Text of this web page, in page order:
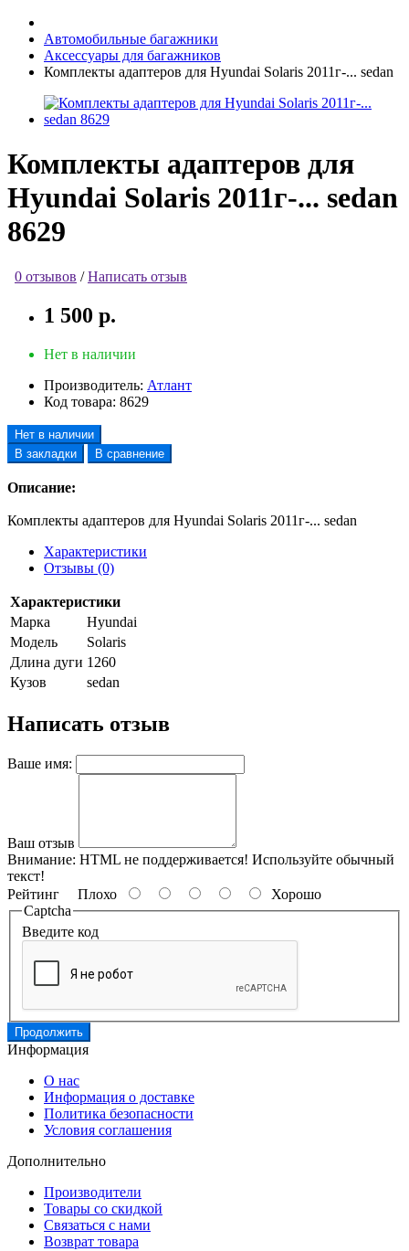
Автомобильные багажники
Аксессуары для багажников
Комплекты адаптеров для Hyundai Solaris 2011г-... sedan
Комплекты адаптеров для
Hyundai Solaris 2011г-... sedan
8629
0 отзывов /Написать отзыв
1 500 р.
Нет в наличии
Производитель: Атлант
Код товара: 8629
Нет в наличии
В закладки
В сравнение
Описание:
Комплекты адаптеров для Hyundai Solaris 2011г-... sedan
Характеристики
Отзывы (0)
Характеристики
Марка
Hyundai
Модель
Solaris
Длина дуги 1260
Кузов
sedan
Написать отзыв
Ваше имя:
Ваш отзыв
Внимание: HTML не поддерживается! Используйте обычный
текст!
Рейтинг Плохо
Хорошо
Captcha
Введите код
Продолжить
Информация
О нас
Информация о доставке
Политика безопасности
Условия соглашения
Дополнительно
Производители
Товары со скидкой
Связаться с нами
Возврат товара